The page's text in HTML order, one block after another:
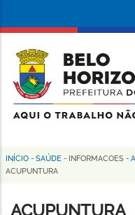
conteúdo
principal
da
Prefeitura
de
Horizonte
Trilha
INÍCIO - SAÚDE - INFORMACOES -
ACUPUNTURA
ACUPUNTURA